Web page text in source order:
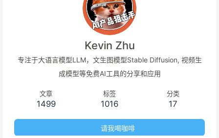
Kevin Zhu
专注于大语言模型LLM，文生图模型Stable Diffusion, 视频生
成模型等免费AI工具的分享和应用
文章
1499
标签
1016
分类
17
请我喝咖啡